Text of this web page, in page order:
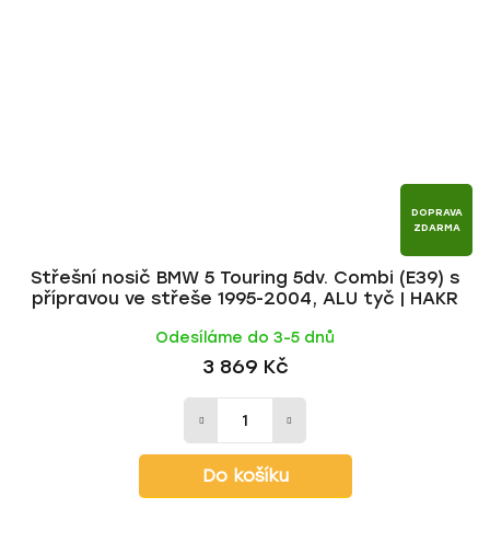
DOPRAVA
ZDARMA
Střešní nosič BMW 5 Touring 5dv. Combi (E39) s
přípravou ve střeše 1995-2004, ALU tyč | HAKR
Odesíláme do 3-5 dnů
3 869 Kč
Do košíku